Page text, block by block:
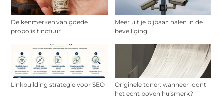
De kenmerken van goede
propolis tinctuur
Meer uit je bijbaan halen in de
beveiliging
Linkbuilding strategie voor SEO
Originele toner: wanneer loont
het echt boven huismerk?